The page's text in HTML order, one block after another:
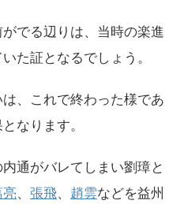
でる辺りは、当時の楽進
た証となるでしょう。
、これで終わった様であ
なります。
通がバレてしまい劉璋と
、 張飛、 趙雲などを益州